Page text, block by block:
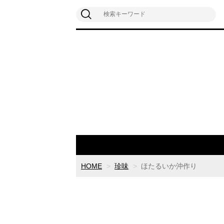
HOME 珍味 ほたるいか沖作り